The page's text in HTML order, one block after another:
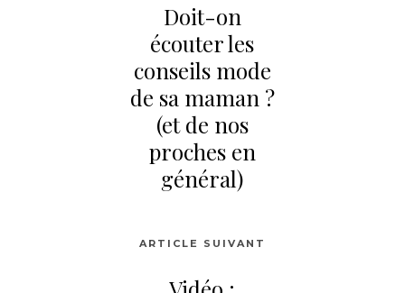
Doit-on
écouter les
conseils mode
de sa maman ?
(et de nos
proches en
général)
ARTICLE SUIVANT